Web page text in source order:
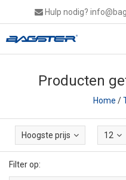
Hulp nodig?
Producten
Home /
Hoogste prijs 12
Filter op: